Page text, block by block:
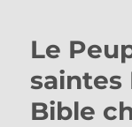
Le
saintes
Bible